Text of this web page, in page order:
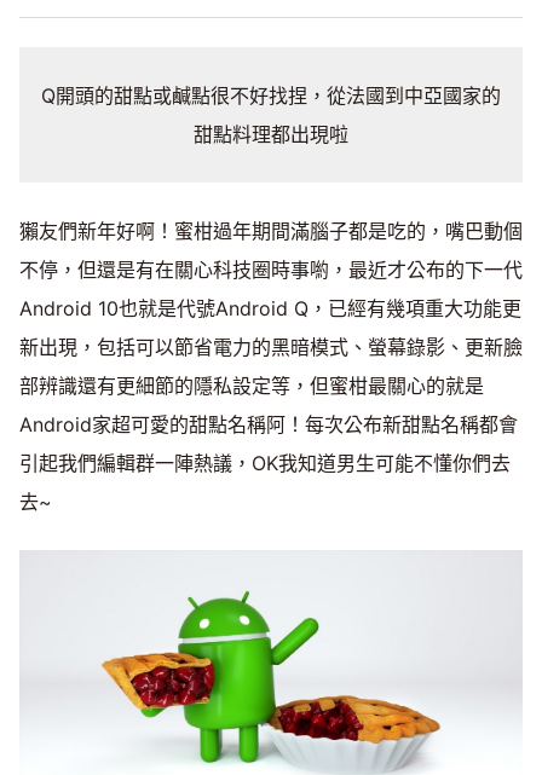
Q開頭的甜點或鹹點很不好找捏，從法國到中亞國家的
甜點料理都出現啦
獺友們新年好啊！蜜柑過年期間滿腦子都是吃的，嘴巴動個
不停，但還是有在關心科技圈時事喲，最近才公布的下一代
Android 10也就是代號Android Q，已經有幾項重大功能更
新出現，包括可以節省電力的黑暗模式、螢幕錄影、更新臉
部辨識還有更細節的隱私設定等，但蜜柑最關心的就是
Android家超可愛的甜點名稱阿！每次公布新甜點名稱都會
引起我們編輯群一陣熱議，OK我知道男生可能不懂你們去
去~